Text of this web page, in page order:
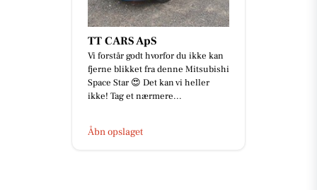
TT CARS ApS
Vi forstår godt hvorfor du ikke kan
fjerne blikket fra denne Mitsubishi
Space Star 😍 Det kan vi heller
ikke! Tag et nærmere...
Åbn opslaget